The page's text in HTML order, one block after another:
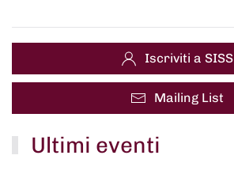
Iscriviti a SISS
Mailing List
Ultimi eventi